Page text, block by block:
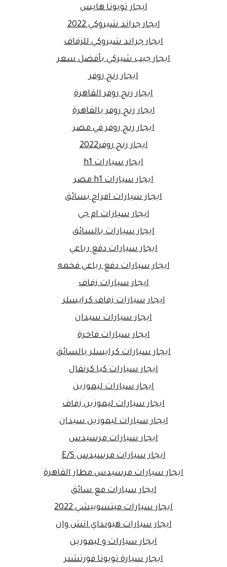
ايجار تويوتا هايس
ايجار جراند شيروكي 2022
ايجار جراند شيروكي للزفاف
ايجار جيب شيركي بأفضل سعر
ايجار رنج روفر
ايجار رنج روفر القاهرة
ايجار رنج روفر بالقاهرة
ايجار رنج روفر في مصر
ايجار رنج روفر2022
ايجار سيارات h1
ايجار سيارات h1 مصر
ايجار سيارات افراح بسائق
ايجار سيارات ام جي
ايجار سيارات بالسائق
ايجار سيارات دفع رباعي
ايجار سيارات دفع رباعي فخمه
ايجار سيارات زفاف
ايجار سيارات زفاف كرايسلر
ايجار سيارات سيدان
ايجار سيارات فاخرة
ايجار سيارات كرايسلر بالسائق
ايجار سيارات كيا كرنفال
ايجار سيارات ليموزين
ايجار سيارات ليموزين زفاف
ايجار سيارات ليموزين سيدان
ايجار سيارات مرسيدس
ايجار سيارات مرسيدس E/S
ايجار سيارات مرسيدس مطار القاهرة
ايجار سيارات مع سائق
ايجار سيارات ميتسوبيشي 2022
ايجار سيارات هيونداي اتش وان
ايجار سيارات و ليموزين
ايجار سيارة تويوتا فورتشنر